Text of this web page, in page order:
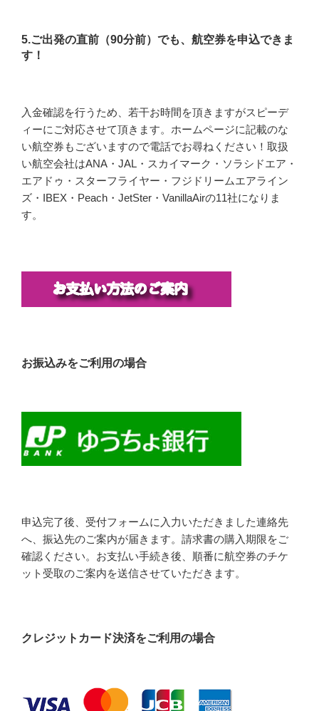
5.ご出発の直前（90分前）でも、航空券を申込できま
す！
入金確認を行うため、若干お時間を頂きますがスピーデ
ィーにご対応させて頂きます。ホームページに記載のな
い航空券もございますので電話でお尋ねください！取扱
い航空会社はANA・JAL・スカイマーク・ソラシドエア・
エアドゥ・スターフライヤー・フジドリームエアライン
ズ・IBEX・Peach・JetSter・VanillaAirの11社になりま
す。
お振込みをご利用の場合
申込完了後、受付フォームに入力いただきました連絡先
へ、振込先のご案内が届きます。請求書の購入期限をご
確認ください。お支払い手続き後、順番に航空券のチケ
ット受取のご案内を送信させていただきます。
クレジットカード決済をご利用の場合